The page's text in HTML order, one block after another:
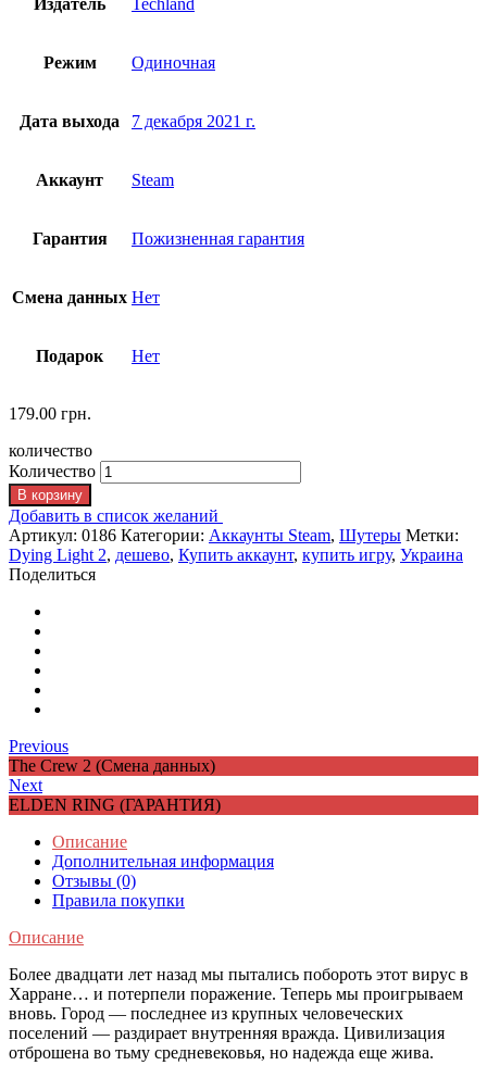
Режим Одиночная
Дата выхода 7 декабря 2021 г.
Аккаунт Steam
Гарантия Пожизненная гарантия
Смена данных Нет
Подарок Нет
179.00 грн.
количество
Количество
В корзину
Добавить в список желаний
Артикул: 0186 Категории: Аккаунты Steam, Шутеры Метки:
Dying Light 2, дешево, Купить аккаунт, купить игру, Украина
Поделиться
Previous
The Crew 2 (Смена данных)
Next
ELDEN RING (ГАРАНТИЯ)
Описание
Дополнительная информация
Отзывы (0)
Правила покупки
Описание
Более двадцати лет назад мы пытались побороть этот вирус в
Харране… и потерпели поражение. Теперь мы проигрываем
вновь. Город — последнее из крупных человеческих
поселений — раздирает внутренняя вражда. Цивилизация
отброшена во тьму средневековья, но надежда еще жива.